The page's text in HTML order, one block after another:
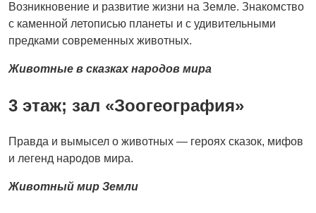
Возникновение и развитие жизни на Земле. Знакомство
с каменной летописью планеты и с удивительными
предками современных животных.
Животные в сказках народов мира
3 этаж; зал «Зоогеография»
Правда и вымысел о животных — героях сказок, мифов
и легенд народов мира.
Животный мир Земли